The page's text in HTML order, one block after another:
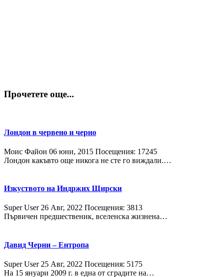
Прочетете още...
Лондон в червено и черно
Моис Файон 06 юни, 2015 Посещения: 17245
Лондон какъвто още никога не сте го виждали.…
Изкуството на Индржих Щирски
Super User 26 Авг, 2022 Посещения: 3813
Първичен предшественик, вселенска жизнена…
Давид Черни – Ентропа
Super User 25 Авг, 2022 Посещения: 5175
На 15 януари 2009 г. в една от сградите на…